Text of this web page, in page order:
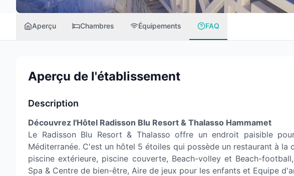
Aperçu Chambres Équipements FAQ
Aperçu de l'établissement
Description
Découvrez l'Hôtel Radisson Blu Resort & Thalasso Hammamet
Le Radisson Blu Resort & Thalasso offre un endroit paisible
Méditerranée. C'est un hôtel 5 étoiles qui possède un restaurant à la
piscine extérieure, piscine couverte, Beach-volley et Beach-
Spa & Centre de bien-être, Aire de jeux pour les enfants et Equipe